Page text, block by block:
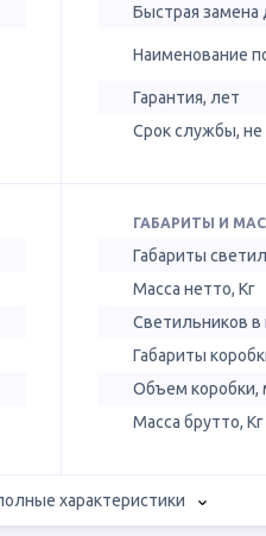
Быстрая замена
Наименование
Гарантия, лет
Срок службы,
ГАБАРИТЫ И
Габариты
Масса нетто, Кг
Светильников в
Габариты
Объем коробки,
Масса брутто, Кг
характеристики